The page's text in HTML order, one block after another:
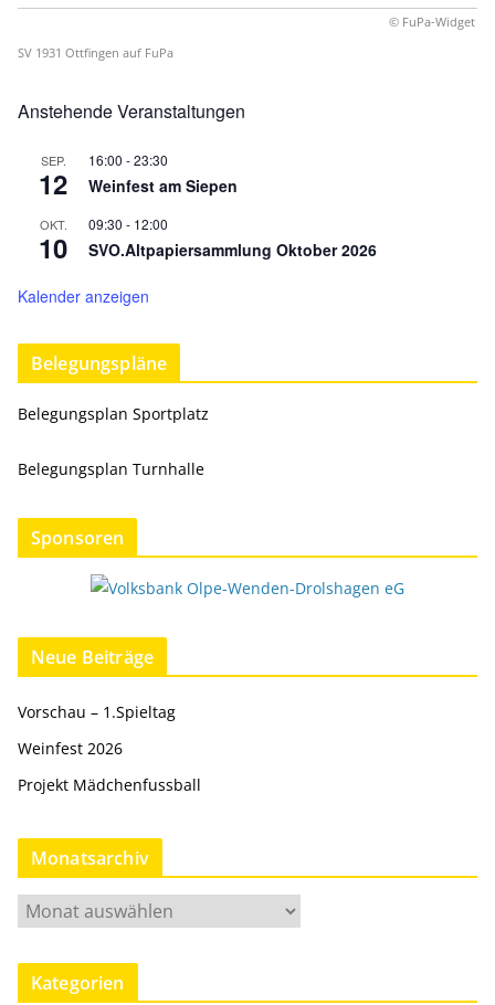
© FuPa-Widget
SV 1931 Ottfingen auf FuPa
Anstehende Veranstaltungen
SEP.
12
16:00 -23:30
Weinfest am Siepen
OKT.
10
09:30 - 12:00
SVO.Altpapiersammlung Oktober 2026
Kalender anzeigen
Belegungspläne
Belegungsplan Sportplatz
Belegungsplan Turnhalle
Sponsoren
Neue Beiträge
Vorschau – 1.Spieltag
Weinfest 2026
Projekt Mädchenfussball
Monatsarchiv
M
o
n
Kategorien